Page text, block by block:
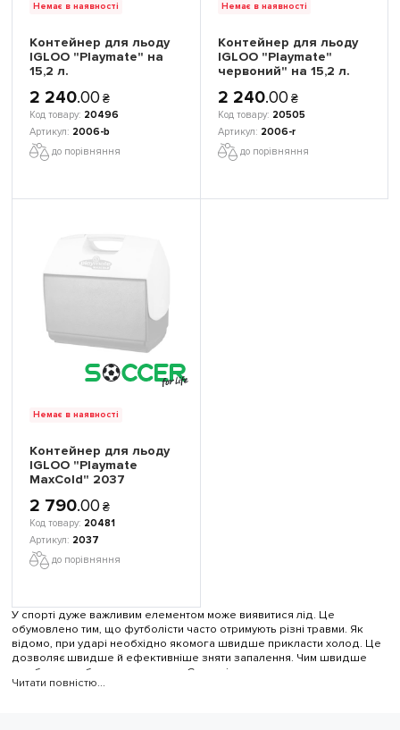
Немає в наявності
Контейнер для льоду
IGLOO "Playmate" на
15,2 л.
2 240.00 ₴
20496
2006-b
до порівняння
Немає в наявності
Контейнер для льоду
IGLOO "Playmate"
червоний" на 15,2 л.
2 240.00 ₴
20505
2006-r
до порівняння
Немає в наявності
Контейнер для льоду
IGLOO "Playmate
MaxCold" 2037
2 790.00 ₴
20481
2037
до порівняння
У спорті дуже важливим елементом може виявитися лід. Це
обумовлено тим, що футболісти часто отримують різні травми. Як
відомо, при ударі необхідно якомога швидше прикласти холод. Це
дозволяє швидше й ефективніше зняти запалення. Чим швидше
все буде зроблено, тим краще. Ємності для льоду з цих причин є
невід'ємний атрибут для більшості футбольних команд. Це
Читати повністю...